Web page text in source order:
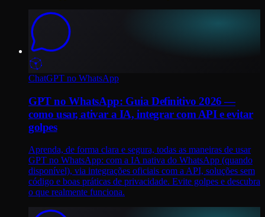
ChatGPT no WhatsApp
GPT no WhatsApp: Guia Definitivo 2026 —
como usar, ativar a IA, integrar com API e evitar
golpes
Aprenda, de forma clara e segura, todas as maneiras de usar
GPT no WhatsApp: com a IA nativa do WhatsApp (quando
disponível), via integrações oficiais com a API, soluções sem
código e boas práticas de privacidade. Evite golpes e descubra
o que realmente funciona.